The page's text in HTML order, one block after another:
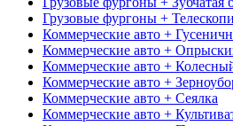
Грузовые фургоны +
Коммерческие авто +
Коммерческие авто +
Коммерческие авто +
Коммерческие авто +
Коммерческие авто + Сеялка
Коммерческие авто +